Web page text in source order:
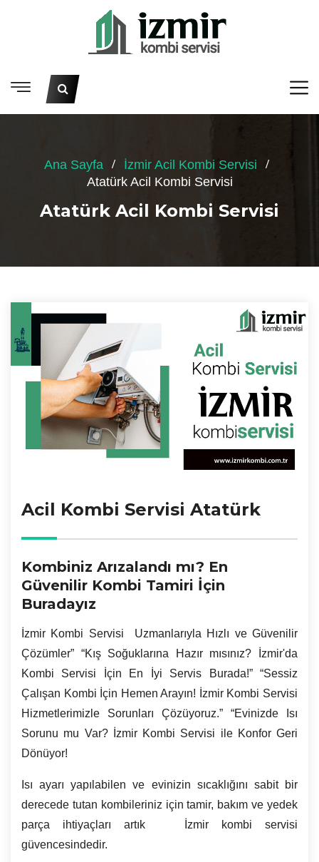
Ana Sayfa
İzmir Acil Kombi Servisi
Atatürk Acil Kombi Servisi
Atatürk Acil Kombi Servisi
Acil Kombi Servisi Atatürk
Kombiniz Arızalandı mı? En
Güvenilir Kombi Tamiri İçin
Buradayız
İzmir Kombi Servisi Uzmanlarıyla Hızlı ve Güvenilir
Çözümler” “Kış Soğuklarına Hazır mısınız? İzmir'da
Kombi Servisi İçin En İyi Servis Burada!” “Sessiz
Çalışan Kombi İçin Hemen Arayın! İzmir Kombi Servisi
Hizmetlerimizle Sorunları Çözüyoruz.” “Evinizde Isı
Sorunu mu Var?
İzmir Kombi Servisi ile Konfor Geri
Dönüyor!
Isı ayarı yapılabilen ve evinizin sıcaklığını sabit bir
derecede tutan kombileriniz için tamir, bakım ve yedek
parça ihtiyaçları artık İzmir kombi servisi
güvencesindedir.